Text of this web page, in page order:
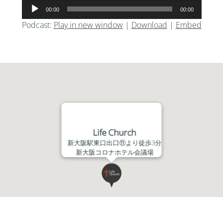
声
プ
ヤ
00:00 00:00
Podcast: Play in new window| Download | Embed
Life Church
新大阪駅東口出口⑪より徒歩3分
新大阪コロナホテル会議場